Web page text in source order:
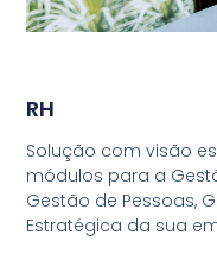
RH
Solução com visão
módulos para a
Gestão de Pessoas,
Estratégica da sua